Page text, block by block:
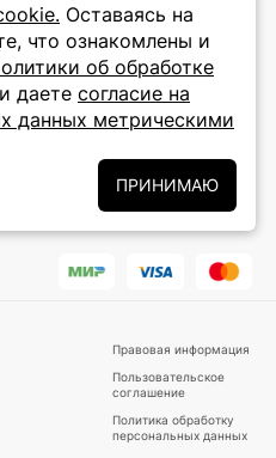
Оставаясь на
что ознакомлены и
об обработке
и даете согласие на
данных метрическими
ПРИНИМАЮ
с условиямиПолитики
и даёте своё согласие на их
Правовая информация
Пользовательское
соглашение
Политика обработку
персональных данных